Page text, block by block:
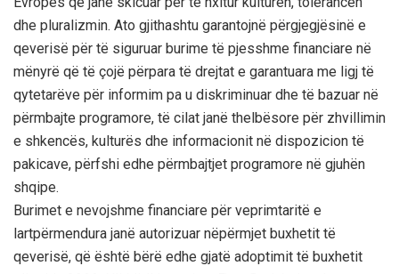
dhe pluralizmin. Ato gjithashtu garantojnë përgjegjësinë e
qeverisë për të siguruar burime të pjesshme financiare në
mënyrë që të çojë përpara të drejtat e garantuara me ligj të
qytetarëve për informim pa u diskriminuar dhe të bazuar në
përmbajte programore, të cilat janë thelbësore për zhvillimin
e shkencës, kulturës dhe informacionit në dispozicion të
pakicave, përfshi edhe përmbajtjet programore në gjuhën
shqipe.
Burimet e nevojshme financiare për veprimtaritë e
lartpërmendura janë autorizuar nëpërmjet buxhetit të
qeverisë, që është bërë edhe gjatë adoptimit të buxhetit